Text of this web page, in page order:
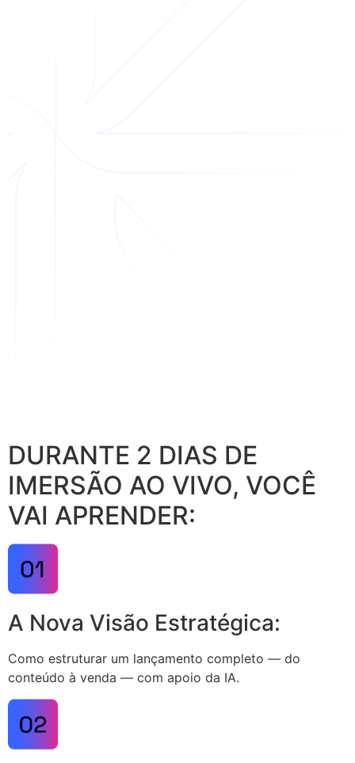
DURANTE 2 DIAS DE
IMERSÃO AO VIVO, VOCÊ
VAI APRENDER:
A Nova Visão Estratégica:
Como estruturar um lançamento completo — do
conteúdo à venda — com apoio da IA.